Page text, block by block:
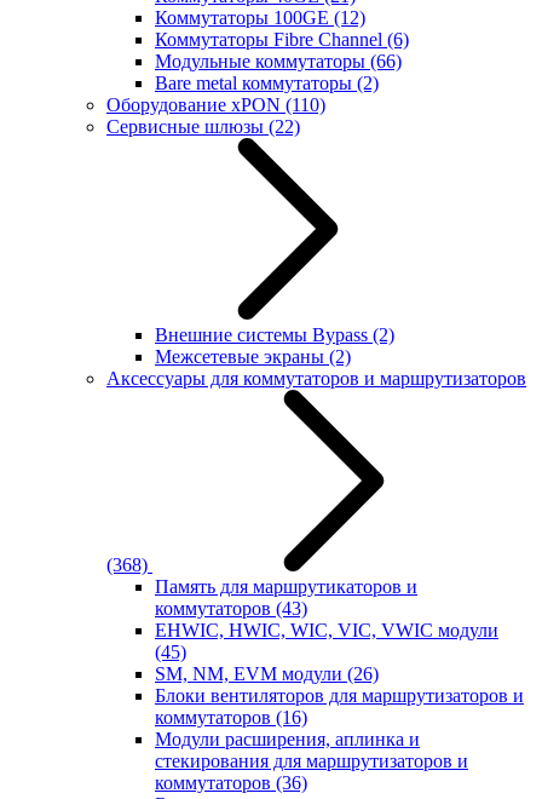
Коммутаторы 100GE (12)
Коммутаторы Fibre Channel (6)
Модульные коммутаторы (66)
Bare metal коммутаторы (2)
Оборудование xPON (110)
Сервисные шлюзы (22)
Внешние системы Bypass (2)
Межсетевые экраны (2)
Аксессуары для коммутаторов и маршрутизаторов
(368)
Память для маршрутикаторов и
коммутаторов (43)
EHWIC, HWIC, WIC, VIC, VWIC модули
(45)
SM, NM, EVM модули (26)
Блоки вентиляторов для маршрутизаторов и
коммутаторов (16)
Модули расширения, аплинка и
стекирования для маршрутизаторов и
коммутаторов (36)